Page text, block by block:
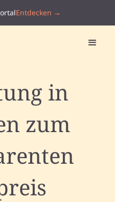
Entdecken →
in
zum